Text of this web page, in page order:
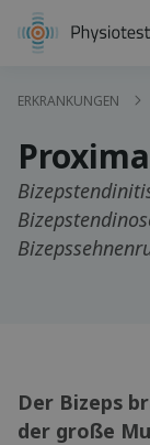
ERKRANKUNGEN
Der Bizeps
der große